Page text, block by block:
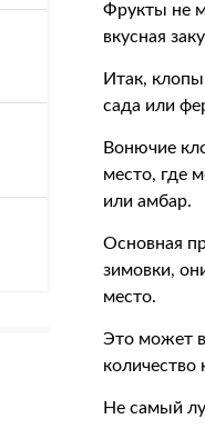
Фрукты не
вкусная
Итак,
сада или
Вонючие
место, где
или амбар.
Основная
зимовки,
место.
Это может
Не самый